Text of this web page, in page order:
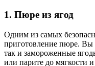
1. Пюре из ягод
Одним из самых
приготовление пюре. Вы
так и замороженные
или парите до мягкости